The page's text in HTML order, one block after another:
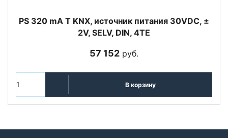
PS 320 mA T KNX, источник питания 30VDC, ±
2V, SELV, DIN, 4TE
57 152 руб.
В корзину